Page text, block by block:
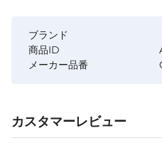
ブランド
商品ID
メーカー品番
カスタマーレビュー